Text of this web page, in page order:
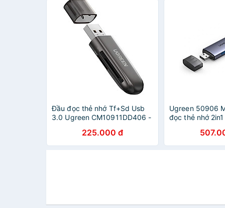
Đầu đọc thẻ nhớ Tf+Sd Usb
3.0 Ugreen CM10911DD406 -
225.000 đ
Ugreen 50906
đọc thẻ nhớ
cm517 - Hàng